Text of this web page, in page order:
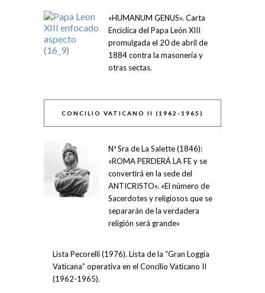
«HUMANUM GENUS». Carta
Encíclica del Papa León XIII
promulgada el 20 de abril de
1884 contra la masonería y
otras sectas.
CONCILIO VATICANO II (1962-1965)
Nª Sra de La Salette (1846):
«ROMA PERDERÁ LA FE y se
convertirá en la sede del
ANTICRISTO». «El número de
Sacerdotes y religiosos que se
separarán de la verdadera
religión será grande»
Lista Pecorelli (1976). Lista de la “Gran Loggia
Vaticana” operativa en el Concilio Vaticano II
(1962-1965).